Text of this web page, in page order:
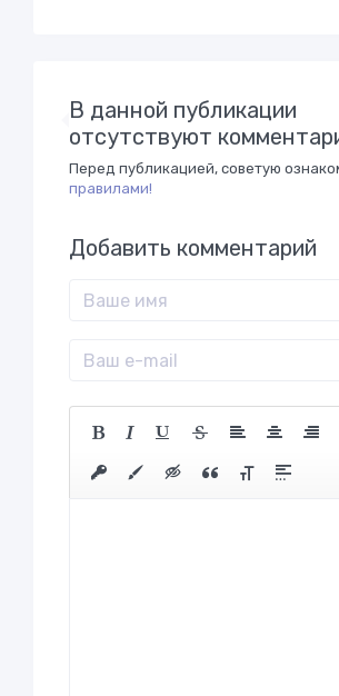
В данной публикации
отсутствуют
Перед публикацией, советую
правилами!
Добавить комментарий